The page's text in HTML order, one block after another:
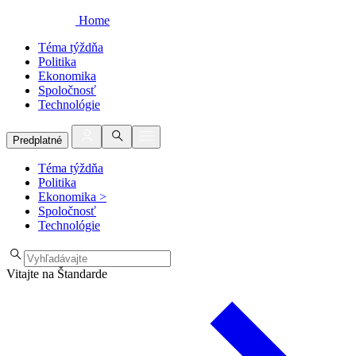
Home
Téma týždňa
Politika
Ekonomika
Spoločnosť
Technológie
Predplatné
Téma týždňa
Politika
Ekonomika >
Spoločnosť
Technológie
Vitajte na Štandarde